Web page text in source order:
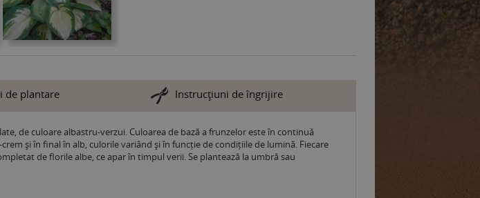
de plantare Instrucţiuni de îngrijire
de culoare albastru-verzui. Culoarea de bază a frunzelor este în continuă
și în final în alb, culorile variând și în funcție de condițiile de lumină. Fiecare
de florile albe, ce apar în timpul verii. Se plantează la umbră sau